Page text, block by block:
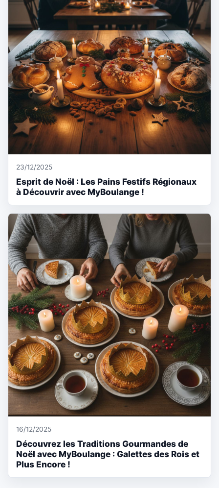
23/12/2025
Esprit de Noël : Les Pains Festifs Régionaux
à Découvrir avec MyBoulange !
16/12/2025
Découvrez les Traditions Gourmandes de
Noël avec MyBoulange : Galettes des Rois et
Plus Encore !